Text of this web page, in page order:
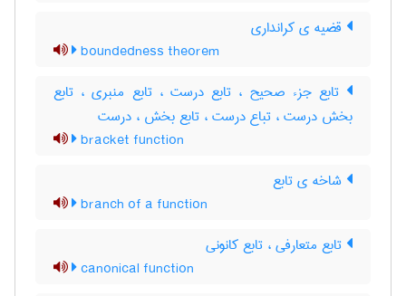
قضیه ی کرانداری
boundedness theorem
تابع جزء صحیح ، تابع درست ، تابع منبری ، تابع
بخش درست ، تباع درست ، تابع بخش ، درست
bracket function
شاخه ی تابع
branch of a function
تابع متعارفی ، تابع کانونی
canonical function